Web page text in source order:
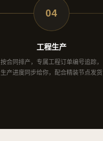
04
工程生产
按合同排产，专属工程订单编号追踪，
生产进度同步给你，配合精装节点发货